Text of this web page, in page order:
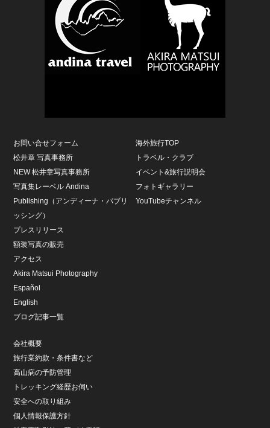
お問い合せフォーム
松井章 写真事務所
NEW 松井章写真事務所
写真集レーベル Andina
Publishing（アンディーナ・パブリ
ッシング）
プレスリリース
額装写真の販売
アクセス
Akira Matsui Photography
Español
English
ブログ記事一覧
海外旅行TOP
トラベル・クラブ
イベント&旅行説明会
フォトギャラリー
YouTubeチャンネル
会社概要
旅行業約款・条件書など
高山病の予防管理
トレッキング経歴お伺い
安全への取り組み
個人情報保護方針